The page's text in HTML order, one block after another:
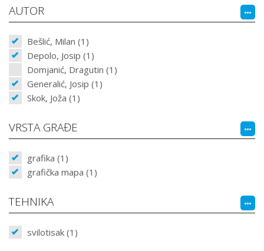
AUTOR
Bešlić, Milan (1)
Depolo, Josip (1)
Domjanić, Dragutin (1)
Generalić, Josip (1)
Skok, Joža (1)
VRSTA GRAĐE
grafika (1)
grafička mapa (1)
TEHNIKA
svilotisak (1)